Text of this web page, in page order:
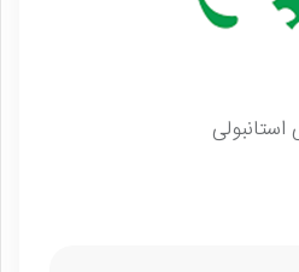
استانبولی